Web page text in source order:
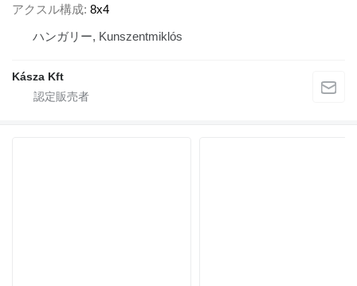
アクスル構成 8x4
ハンガリー, Kunszentmiklós
Kásza Kft